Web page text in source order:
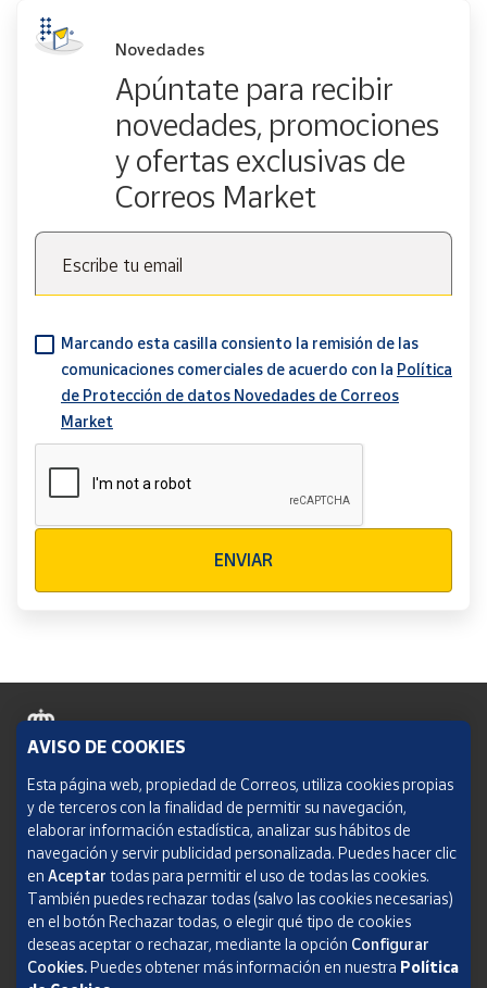
Novedades
Apúntate para recibir
novedades, promociones
y ofertas exclusivas de
Correos Market
Escribe tu email
Marcando esta casilla consiento la remisión de las
comunicaciones comerciales de acuerdo con la Política
de Protección de datos Novedades de Correos
Market
ENVIAR
Política de cookies
Aviso legal
Condiciones del servicio
Política de Privacidad Web
Informe de transparencia
AVISO DE COOKIES
Esta página web, propiedad de Correos, utiliza cookies propias
y de terceros con la finalidad de permitir su navegación,
elaborar información estadística, analizar sus hábitos de
navegación y servir publicidad personalizada. Puedes hacer clic
en Aceptar todas para permitir el uso de todas las cookies.
También puedes rechazar todas (salvo las cookies necesarias)
en el botón Rechazar todas, o elegir qué tipo de cookies
deseas aceptar o rechazar, mediante la opción Configurar
Cookies.Puedes obtener más información en nuestra Política